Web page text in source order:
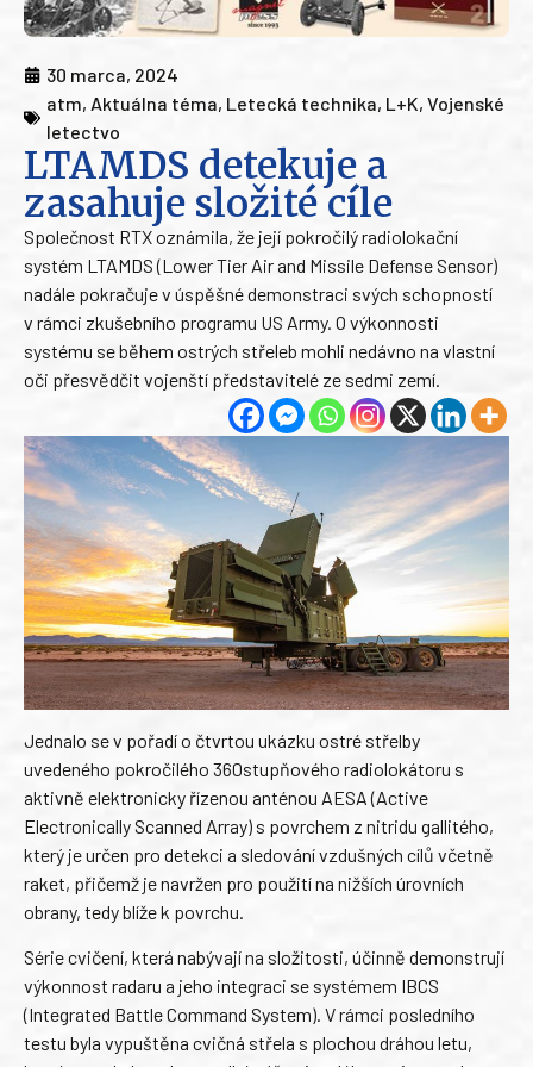
30 marca, 2024
atm, Aktuálna téma, Letecká technika, L+K, Vojenské
letectvo
LTAMDS detekuje a
zasahuje složité cíle
Společnost RTX oznámila, že její pokročilý radiolokační
systém LTAMDS (Lower Tier Air and Missile Defense Sensor)
nadále pokračuje v úspěšné demonstraci svých schopností
v rámci zkušebního programu US Army. O výkonnosti
systému se během ostrých střeleb mohli nedávno na vlastní
oči přesvědčit vojenští představitelé ze sedmi zemí.
Jednalo se v pořadí o čtvrtou ukázku ostré střelby
uvedeného pokročilého 360stupňového radiolokátoru s
aktivně elektronicky řízenou anténou AESA (Active
Electronically Scanned Array) s povrchem z nitridu gallitého,
který je určen pro detekci a sledování vzdušných cílů včetně
raket, přičemž je navržen pro použití na nižších úrovních
obrany, tedy blíže k povrchu.
Série cvičení, která nabývají na složitosti, účinně demonstrují
výkonnost radaru a jeho integraci se systémem IBCS
(Integrated Battle Command System). V rámci posledního
testu byla vypuštěna cvičná střela s plochou dráhou letu,